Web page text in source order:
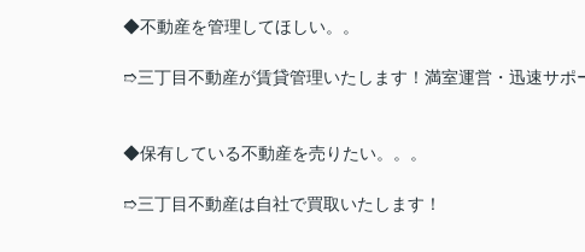
◆不動産を管理してほしい。。
➱三丁目不動産が賃貸管理いたします！満室運営・迅速サポ
◆保有している不動産を売りたい。。。
➱三丁目不動産は自社で買取いたします！